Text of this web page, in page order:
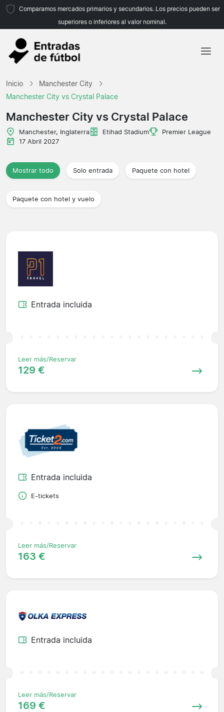
Comparamos mercados primarios y secundarios. Los precios pueden ser
superiores o inferiores al valor nominal.
Equipos
Ligas
Agencias de viajes
Inicio
Manchester City
Manchester City vs Crystal Palace
Manchester City vs Crystal Palace
Manchester, Inglaterra Etihad Stadium
Premier League
17 Abril 2027
Mostrar todo Solo entrada Paquete con hotel
Paquete con hotel y vuelo
Entrada incluida
Leer más/Reservar
129 €
Entrada incluida
E-tickets
Leer más/Reservar
163 €
Entrada incluida
Leer más/Reservar
169 €